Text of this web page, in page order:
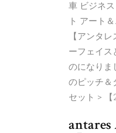
車 ビジネ
ト アート
【アンタ
ーフェイス
のになりま
のピッチ＆
セット >